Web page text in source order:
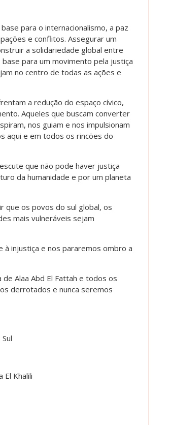
para o internacionalismo, a paz
e conflitos. Assegurar um
a solidariedade global entre
para um movimento pela justiça
no centro de todas as ações e
a redução do espaço cívico,
Aqueles que buscam converter
nos guiam e nos impulsionam
aqui e em todos os rincões do
que não pode haver justiça
da humanidade e por um planeta
que os povos do sul global, os
mais vulneráveis sejam
injustiça e nos pararemos ombro a
Alaa Abd El Fattah e todos os
derrotados e nunca seremos
El Khalili